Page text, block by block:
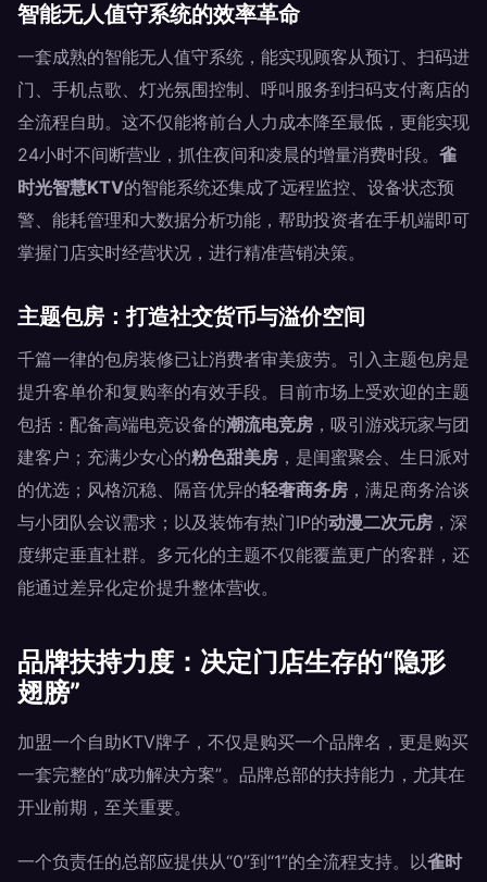
智能无人值守系统的效率革命
一套成熟的智能无人值守系统，能实现顾客从预订、扫码进
门、手机点歌、灯光氛围控制、呼叫服务到扫码支付离店的
全流程自助。这不仅能将前台人力成本降至最低，更能实现
24小时不间断营业，抓住夜间和凌晨的增量消费时段。 雀
时光智慧KTV的智能系统还集成了远程监控、设备状态预
警、能耗管理和大数据分析功能，帮助投资者在手机端即可
掌握门店实时经营状况，进行精准营销决策。
主题包房：打造社交货币与溢价空间
千篇一律的包房装修已让消费者审美疲劳。引入主题包房是
提升客单价和复购率的有效手段。目前市场上受欢迎的主题
包括：配备高端电竞设备的潮流电竞房 ，吸引游戏玩家与团
建客户；充满少女心的粉色甜美房 ，是闺蜜聚会、生日派对
的优选；风格沉稳、隔音优异的轻奢商务房 ，满足商务洽谈
与小团队会议需求；以及装饰有热门IP的动漫二次元房 ，深
度绑定垂直社群。多元化的主题不仅能覆盖更广的客群，还
能通过差异化定价提升整体营收。
品牌扶持力度：决定门店生存的“隐形
翅膀”
加盟一个自助KTV牌子，不仅是购买一个品牌名，更是购买
一套完整的“成功解决方案”。品牌总部的扶持能力，尤其在
开业前期，至关重要。
一个负责任的总部应提供从“0”到“1”的全流程支持。以雀时